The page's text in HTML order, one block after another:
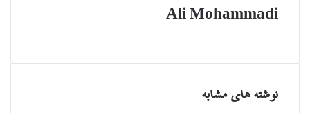
Ali Mohammadi
نوشته های مشابه